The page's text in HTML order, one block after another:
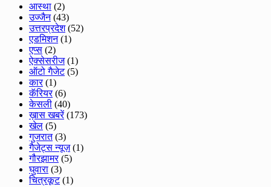
आस्था (2)
उज्जैन(43)
उत्तरप्रदेश(52)
एडमिशन(1)
एप्स (2)
ऐक्सेसरीज(1)
ऑटो गैजेट(5)
कार(1)
कॅरियर(6)
केसली (40)
ख़ास खबरें(173)
खेल (5)
गुजरात(3)
गैजेट्स न्यूज़(1)
गौरझामर(5)
घुवारा (3)
चित्रकूट(1)